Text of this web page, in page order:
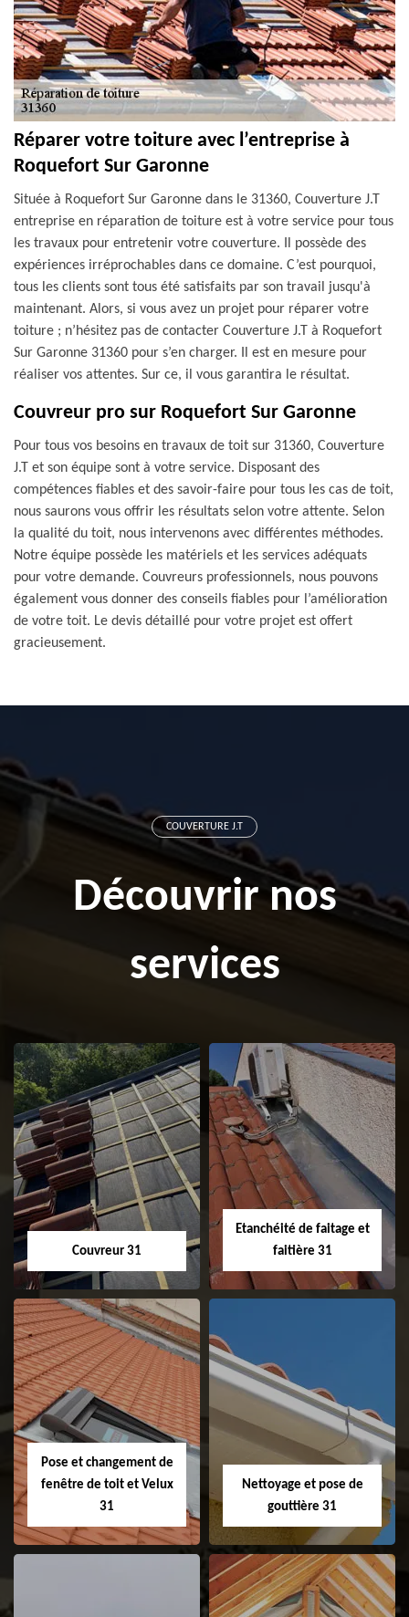
Réparer votre toiture avec l’entreprise à
Roquefort Sur Garonne
Située à Roquefort Sur Garonne dans le 31360, Couverture J.T
entreprise en réparation de toiture est à votre service pour tous
les travaux pour entretenir votre couverture. Il possède des
expériences irréprochables dans ce domaine. C’est pourquoi,
tous les clients sont tous été satisfaits par son travail jusqu'à
maintenant. Alors, si vous avez un projet pour réparer votre
toiture ; n’hésitez pas de contacter Couverture J.T à Roquefort
Sur Garonne 31360 pour s’en charger. Il est en mesure pour
réaliser vos attentes. Sur ce, il vous garantira le résultat.
Couvreur pro sur Roquefort Sur Garonne
Pour tous vos besoins en travaux de toit sur 31360, Couverture
J.T et son équipe sont à votre service. Disposant des
compétences fiables et des savoir-faire pour tous les cas de toit,
nous saurons vous offrir les résultats selon votre attente. Selon
la qualité du toit, nous intervenons avec différentes méthodes.
Notre équipe possède les matériels et les services adéquats
pour votre demande. Couvreurs professionnels, nous pouvons
également vous donner des conseils fiables pour l’amélioration
de votre toit. Le devis détaillé pour votre projet est offert
gracieusement.
COUVERTURE J.T
Découvrir nos
services
Couvreur 31
Couvreur 31
Etanchéité de faitage et
faitière 31
Etanchéité de
faitage et faitière
31
Pose et changement de
fenêtre de toit et Velux
31
Nettoyage et pose de
gouttière 31